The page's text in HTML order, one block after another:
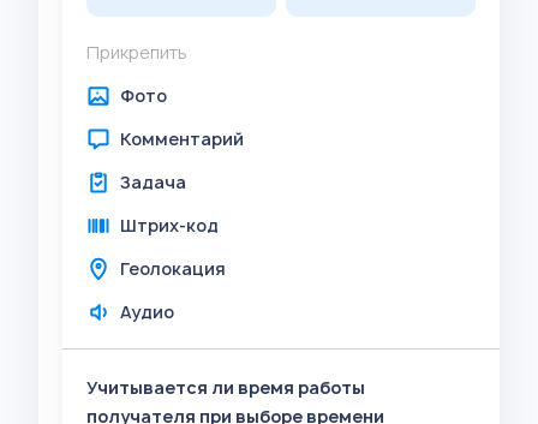
Прикрепить
Фото
Комментарий
Задача
Штрих-код
Геолокация
Аудио
Учитывается ли время работы
получателя при выборе времени